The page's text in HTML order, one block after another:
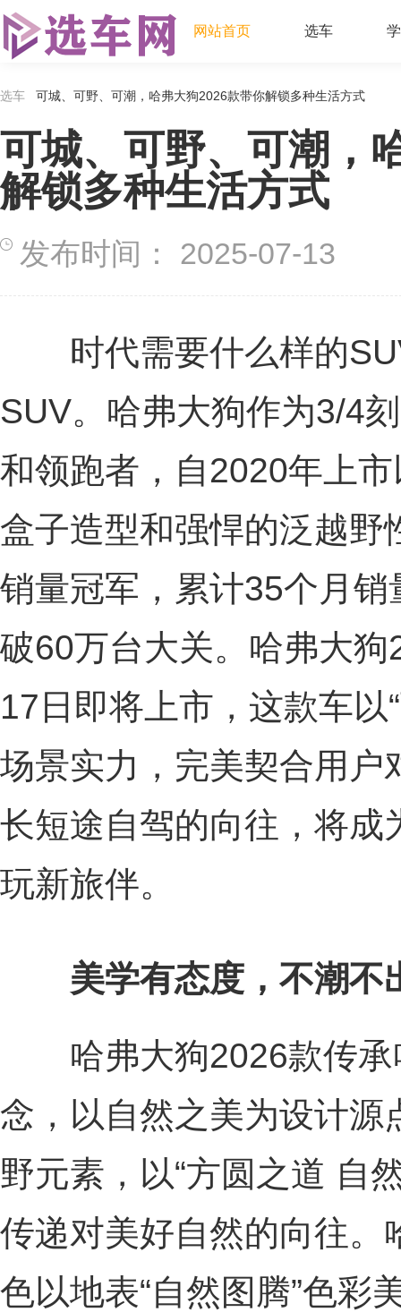
网站首页 选车
选车 可城、可野、可潮，哈弗大狗2026款带你解锁多种生活方式
可城、可野、可潮，
解锁多种生活方式
发布时间： 2025-07-13
时代需要什么样的
SUV。哈弗大狗作为3/4
和领跑者，自2020年上
盒子造型和强悍的泛越野
销量冠军，累计35个月
破60万台大关。哈弗大
17日即将上市，这款车以
场景实力，完美契合用户
长短途自驾的向往，将成
玩新旅伴。
美学有态度，不潮不
哈弗大狗2026款传承
念，以自然之美为设计源
野元素，以“方圆之道 自
传递对美好自然的向往。
色以地表“自然图腾”色彩